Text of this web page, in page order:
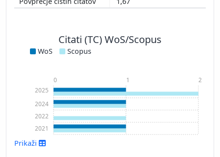
Citati (TC) WoS/Scopus
WoS Scopus
2021
2022
2024
2025
0 1 2
Prikaži